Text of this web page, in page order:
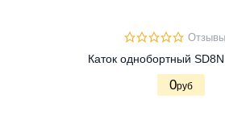
Каток однобортный
0руб